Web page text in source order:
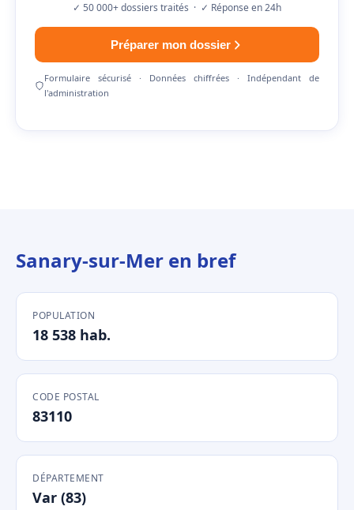
✓ 50 000+ dossiers traités · ✓ Réponse en 24h
Préparer mon dossier
Formulaire sécurisé · Données chiffrées · Indépendant de
l'administration
Sanary-sur-Mer en bref
POPULATION
18 538 hab.
CODE POSTAL
83110
DÉPARTEMENT
Var (83)